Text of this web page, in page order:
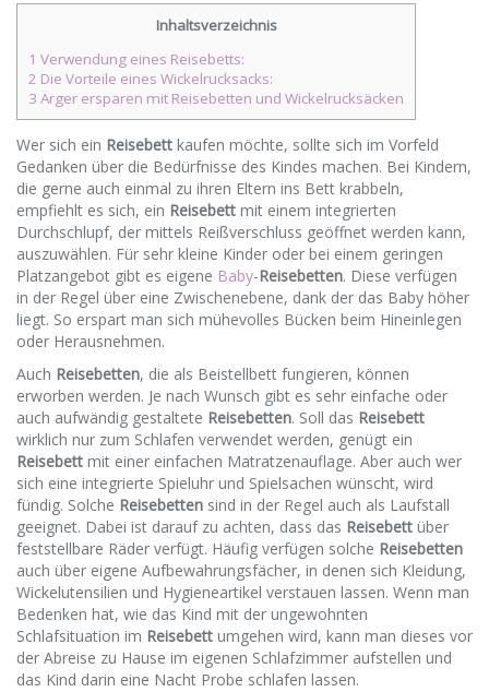
Inhaltsverzeichnis
1 Verwendung eines Reisebetts:
2 Die Vorteile eines Wickelrucksacks:
3 Ärger ersparen mit Reisebetten und Wickelrucksäcken
Wer sich ein Reisebett kaufen möchte, sollte sich im Vorfeld
Gedanken über die Bedürfnisse des Kindes machen. Bei Kindern,
die gerne auch einmal zu ihren Eltern ins Bett krabbeln,
empfiehlt es sich, ein Reisebett mit einem integrierten
Durchschlupf, der mittels Reißverschluss geöffnet werden kann,
auszuwählen. Für sehr kleine Kinder oder bei einem geringen
Platzangebot gibt es eigene Baby-Reisebetten. Diese verfügen
in der Regel über eine Zwischenebene, dank der das Baby höher
liegt. So erspart man sich mühevolles Bücken beim Hineinlegen
oder Herausnehmen.
Auch Reisebetten, die als Beistellbett fungieren, können
erworben werden. Je nach Wunsch gibt es sehr einfache oder
auch aufwändig gestaltete Reisebetten. Soll das Reisebett
wirklich nur zum Schlafen verwendet werden, genügt ein
Reisebett mit einer einfachen Matratzenauflage. Aber auch wer
sich eine integrierte Spieluhr und Spielsachen wünscht, wird
fündig. Solche Reisebetten sind in der Regel auch als Laufstall
geeignet. Dabei ist darauf zu achten, dass das Reisebett über
feststellbare Räder verfügt. Häufig verfügen solche Reisebetten
auch über eigene Aufbewahrungsfächer, in denen sich Kleidung,
Wickelutensilien und Hygieneartikel verstauen lassen. Wenn man
Bedenken hat, wie das Kind mit der ungewohnten
Schlafsituation im Reisebett umgehen wird, kann man dieses vor
der Abreise zu Hause im eigenen Schlafzimmer aufstellen und
das Kind darin eine Nacht Probe schlafen lassen.